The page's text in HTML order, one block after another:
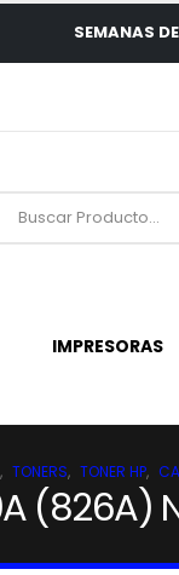
SEMANAS
IMPRESORAS
, TONERS, TONER HP,